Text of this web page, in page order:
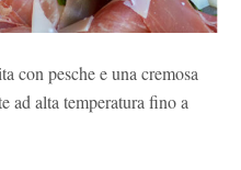
con pesche e una cremosa
ad alta temperatura fino a